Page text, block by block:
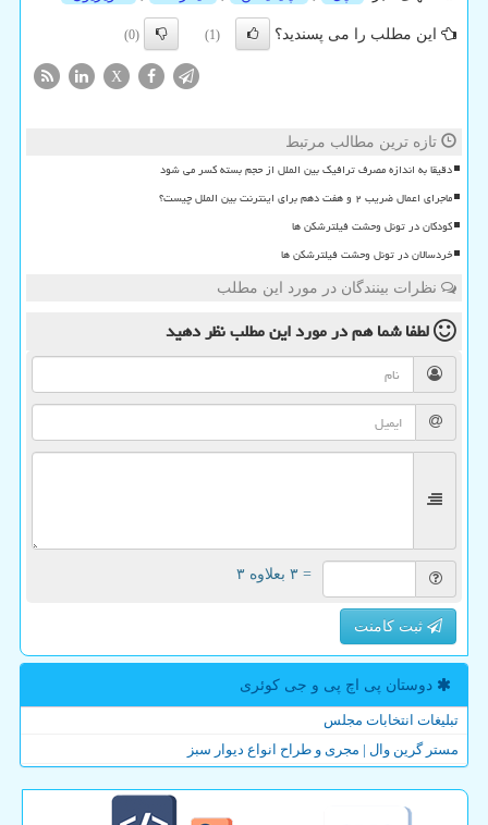
این مطلب را می پسندید؟ (1)
(0)
X
تازه ترین مطالب مرتبط
دقیقا به اندازه مصرف ترافیک بین الملل از حجم بسته کسر می شود
ماجرای اعمال ضریب ۲ و هفت دهم برای اینترنت بین الملل چیست؟
کودکان در تونل وحشت فیلترشکن ها
خردسالان در تونل وحشت فیلترشکن ها
نظرات بینندگان در مورد این مطلب
لطفا شما همدر مورد این مطلبنظر دهید
= ۳ بعلاوه ۳
ثبت کامنت
دوستان پی اچ پی و جی كوئری
تبلیغات انتخابات مجلس
مستر گرین وال | مجری و طراح انواع دیوار سبز